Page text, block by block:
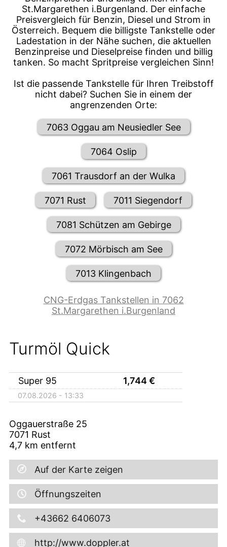
St.Margarethen i.Burgenland. Der einfache
Preisvergleich für Benzin, Diesel und Strom in
Österreich. Bequem die billigste Tankstelle oder
Ladestation in der Nähe suchen, die aktuellen
Benzinpreise und Dieselpreise finden und billig
tanken. So macht Spritpreise vergleichen Sinn!
Ist die passende Tankstelle für Ihren Treibstoff
nicht dabei? Suchen Sie in einem der
angrenzenden Orte:
7063 Oggau am Neusiedler See
7064 Oslip
7061 Trausdorf an der Wulka
7071 Rust 7011 Siegendorf
7081 Schützen am Gebirge
7072 Mörbisch am See
7013 Klingenbach
CNG-Erdgas Tankstellen in 7062
St.Margarethen i.Burgenland
Turmöl Quick
Super 95 1,744€
07.08.2026 - 13:33
Oggauerstraße 25
7071 Rust
4,7 km entfernt
Auf der Karte zeigen
Öffnungszeiten
+43662 6406073
http://www.doppler.at